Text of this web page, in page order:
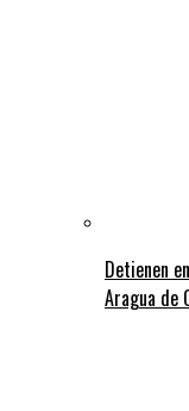
Detienen
Aragua de